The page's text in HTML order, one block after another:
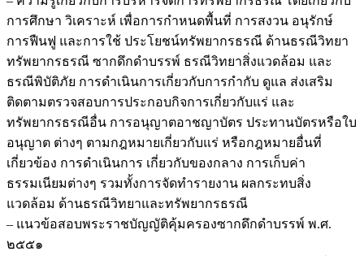
การศึกษา วิเคราะห์ เพื่อการกำหนดพื้นที่ การสงวน อนุรักษ์
การฟืนฟู และการใช้ ประโยชน์ทรัพยากรธรณี ด้านธรณีวิทยา
ทรัพยากรธรณี ซากดึกดำบรรพ์ ธรณีวิทยาสิ่งแวดล้อม และ
ธรณีพิบัติภัย การดำเนินการเกี่ยวกับการกำกับ ดูแล ส่งเสริม
ติดตามตรวจสอบการประกอบกิจการเกี่ยวกับแร่ และ
ทรัพยากรธรณีอื่น การอนุญาตอาชญาบัตร ประทานบัตรหรือใบ
อนุญาต ต่างๆ ตามกฎหมายเกี่ยวกับแร่ หรือกฎหมายอื่นที่
เกี่ยวข้อง การดำเนินการ เกี่ยวกับของกลาง การเก็บค่า
ธรรมเนียมต่างๆ รวมทั้งการจัดทำรายงาน ผลกระทบสิ่ง
แวดล้อม ด้านธรณีวิทยาและทรัพยากรธรณี
– แนวข้อสอบพระราชบัญญัติคุ้มครองซากดึกดำบรรพ์ พ.ศ.
๒๕๕๑